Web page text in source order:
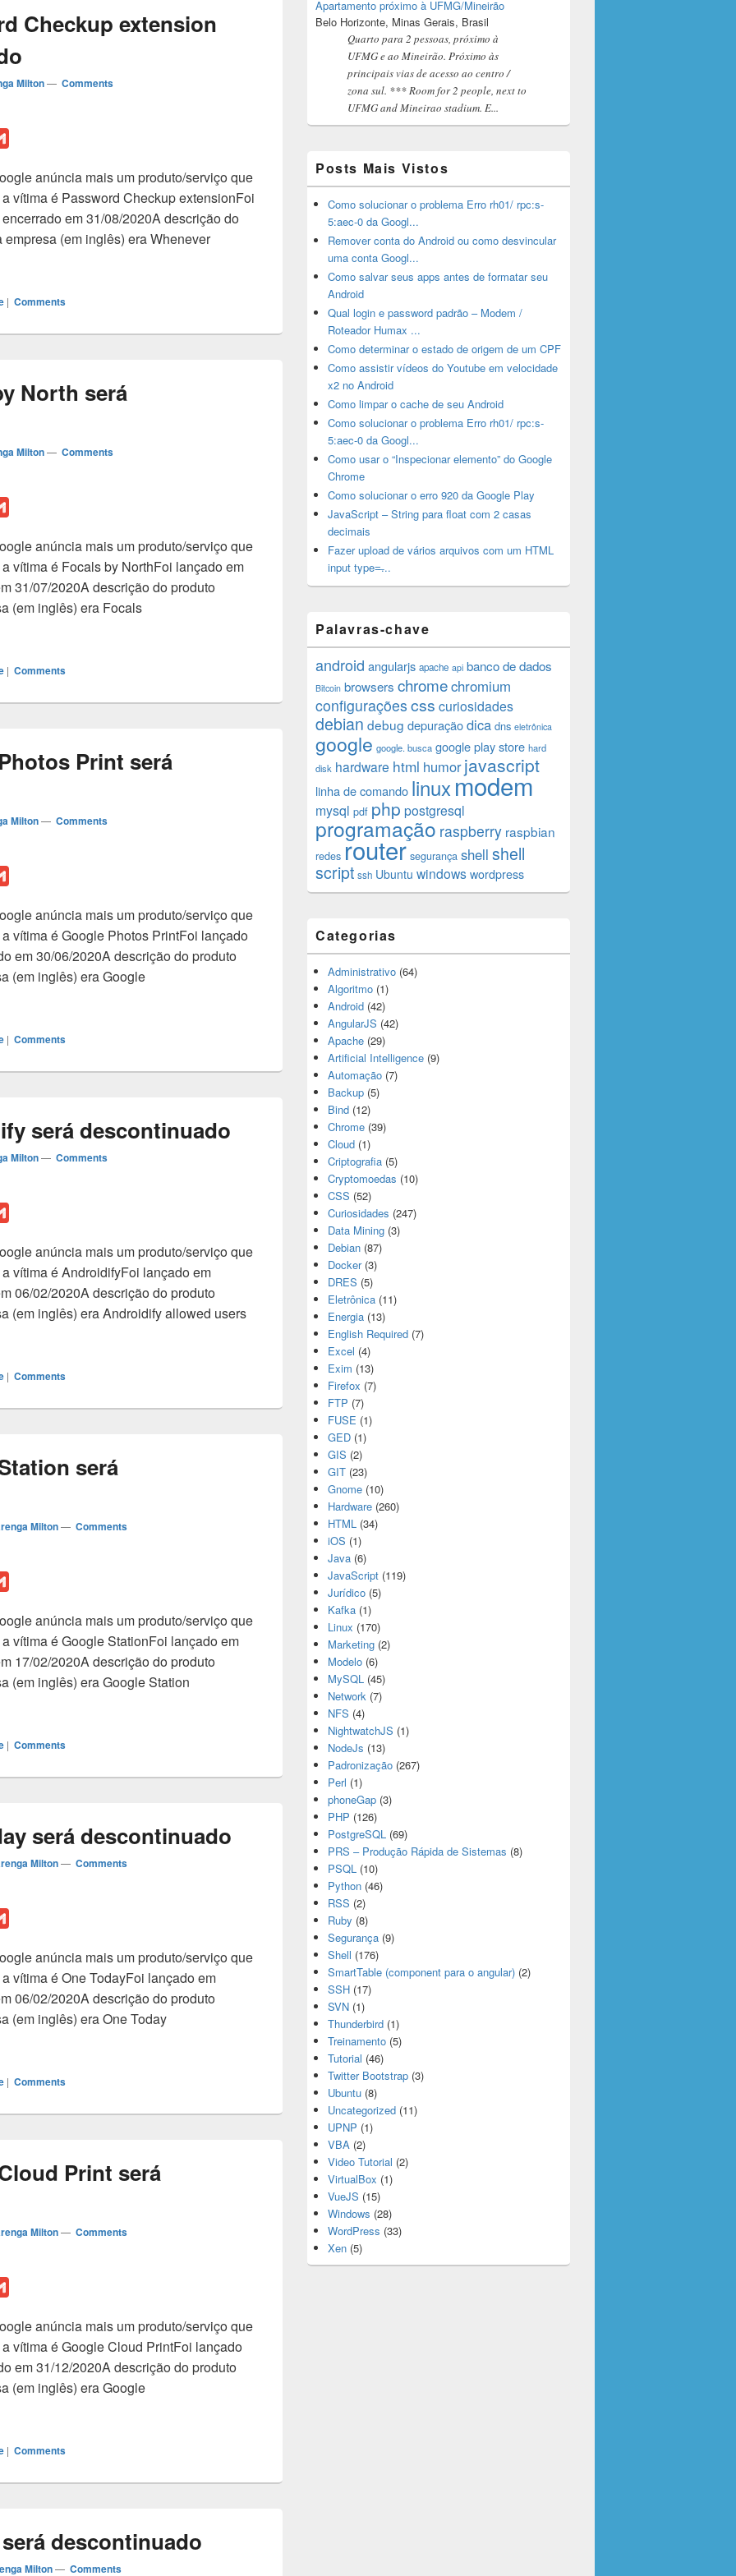
Checkup extension
Milton— Comments
a
i
l
anúncia mais um produto/serviço que
vítima é Password Checkup extensionFoi
em 31/08/2020A descrição do
(em inglês) era Whenever
Checkup extension será descontinuado
| Comments
North será
Milton— Comments
a
i
l
anúncia mais um produto/serviço que
vítima é Focals by NorthFoi lançado em
31/07/2020A descrição do produto
(em inglês) era Focals
by North será descontinuado
| Comments
Print será
Milton— Comments
a
i
l
anúncia mais um produto/serviço que
vítima é Google Photos PrintFoi lançado
em 30/06/2020A descrição do produto
(em inglês) era Google
Photos Print será descontinuado
| Comments
será descontinuado
Milton— Comments
a
i
l
anúncia mais um produto/serviço que
vítima é AndroidifyFoi lançado em
06/02/2020A descrição do produto
(em inglês) era Androidify allowed users
será descontinuado
| Comments
será
Milton— Comments
a
i
l
anúncia mais um produto/serviço que
vítima é Google StationFoi lançado em
17/02/2020A descrição do produto
(em inglês) era Google Station
Station será descontinuado
| Comments
será descontinuado
Milton— Comments
a
i
l
anúncia mais um produto/serviço que
vítima é One TodayFoi lançado em
06/02/2020A descrição do produto
(em inglês) era One Today
Today será descontinuado
| Comments
Print será
Milton— Comments
a
i
l
anúncia mais um produto/serviço que
vítima é Google Cloud PrintFoi lançado
em 31/12/2020A descrição do produto
(em inglês) era Google
Cloud Print será descontinuado
| Comments
descontinuado
Milton— Comments
Apartamento próximo à UFMG/Mineirão
Belo Horizonte, Minas Gerais, Brasil
Quarto para 2 pessoas, próximo à
UFMG e ao Mineirão. Próximo às
principais vias de acesso ao centro /
zona sul. *** Room for 2 people, next to
UFMG and Mineirao stadium. E...
Posts Mais Vistos
Como solucionar o problema Erro rh01/ rpc:s-
5:aec-0 da Googl...
Remover conta do Android ou como desvincular
uma conta Googl...
Como salvar seus apps antes de formatar seu
Android
Qual login e password padrão – Modem /
Roteador Humax ...
Como determinar o estado de origem de um CPF
Como assistir vídeos do Youtube em velocidade
x2 no Android
Como limpar o cache de seu Android
Como solucionar o problema Erro rh01/ rpc:s-
5:aec-0 da Googl...
Como usar o “Inspecionar elemento” do Google
Chrome
Como solucionar o erro 920 da Google Play
JavaScript – String para float com 2 casas
decimais
Fazer upload de vários arquivos com um HTML
input type=̶...
Palavras-chave
android angularjs apache api banco de dados
Bitcoin browsers chromechromium
configurações css curiosidades
debian debug depuraçãodica dns eletrônica
google google. busca google play store hard
disk hardware html humor javascript
linha de comando linuxmodem
mysql pdf php postgresql
programação raspberry raspbian
redes router segurança shell shell
script ssh Ubuntu windows wordpress
Categorias
Administrativo (64)
Algoritmo (1)
Android (42)
AngularJS (42)
Apache (29)
Artificial Intelligence (9)
Automação (7)
Backup (5)
Bind (12)
Chrome (39)
Cloud (1)
Criptografia (5)
Cryptomoedas (10)
CSS (52)
Curiosidades (247)
Data Mining (3)
Debian (87)
Docker(3)
DRES (5)
Eletrônica (11)
Energia (13)
English Required (7)
Excel (4)
Exim (13)
Firefox (7)
FTP (7)
FUSE (1)
GED (1)
GIS (2)
GIT (23)
Gnome (10)
Hardware (260)
HTML (34)
iOS (1)
Java (6)
JavaScript (119)
Jurídico (5)
Kafka (1)
Linux (170)
Marketing (2)
Modelo (6)
MySQL (45)
Network (7)
NFS (4)
NightwatchJS (1)
NodeJs (13)
Padronização (267)
Perl (1)
phoneGap (3)
PHP (126)
PostgreSQL (69)
PRS – Produção Rápida de Sistemas (8)
PSQL (10)
Python (46)
RSS (2)
Ruby (8)
Segurança (9)
Shell (176)
SmartTable (component para o angular) (2)
SSH (17)
SVN (1)
Thunderbird (1)
Treinamento (5)
Tutorial (46)
Twitter Bootstrap (3)
Ubuntu (8)
Uncategorized (11)
UPNP (1)
VBA (2)
Video Tutorial (2)
VirtualBox (1)
VueJS (15)
Windows (28)
WordPress (33)
Xen (5)